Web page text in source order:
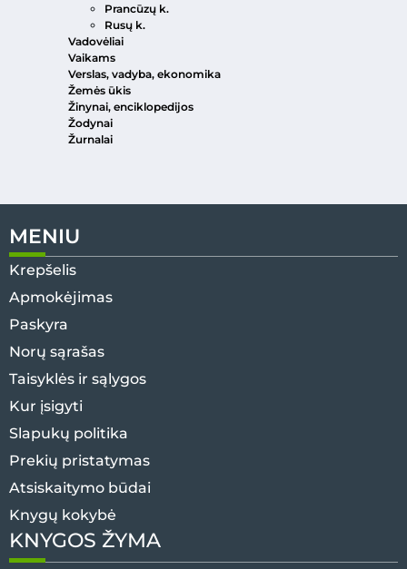
Prancūzų k.
Rusų k.
Vadovėliai
Vaikams
Verslas, vadyba, ekonomika
Žemės ūkis
Žinynai, enciklopedijos
Žodynai
Žurnalai
MENIU
Krepšelis
Apmokėjimas
Paskyra
Norų sąrašas
Taisyklės ir sąlygos
Kur įsigyti
Slapukų politika
Prekių pristatymas
Atsiskaitymo būdai
Knygų kokybė
KNYGOS ŽYMA